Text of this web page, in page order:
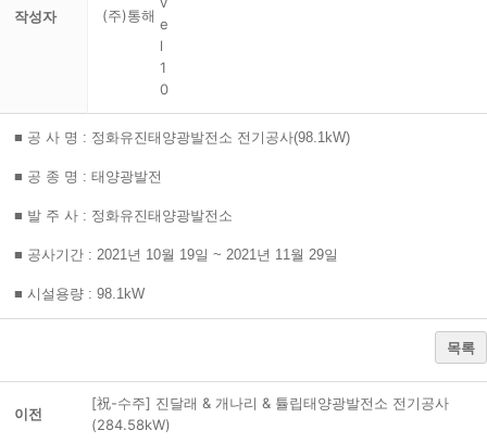
작성자 (주)통해
■ 공 사 명 : 정화유진태양광발전소 전기공사(98.1kW)
■ 공 종 명 : 태양광발전
■ 발 주 사 : 정화유진태양광발전소
■ 공사기간 : 2021년 10월 19일 ~ 2021년 11월 29일
■ 시설용량 : 98.1kW
목록
이전
[祝-수주] 진달래 & 개나리 & 튤립태양광발전소 전기공사
(284.58kW)